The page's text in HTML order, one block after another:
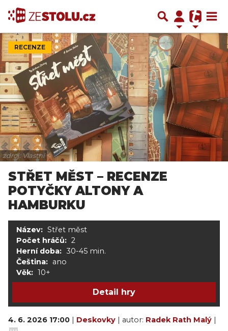
RECENZE
zdroj: Vlastní
STŘET MĚST – RECENZE
POTYČKY ALTONY A
HAMBURKU
Název: Střet měst
Počet hráčů: 2
Herní doba: 30-45 min.
Čeština: ano
Věk: 10+
Detail hry
4. 6. 2026 17:00 | Deskovky | autor: Radek Rath Malý |